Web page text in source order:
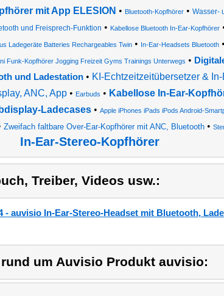
mit App ELESION • Bluetooth-Kopfhörer• Wasser-
und Freisprech-Funktion • Kabellose Bluetooth In-Ear-Kopfhörer
Ladegeräte Batteries Rechargeables Twin• In-Ear-Headsets Bluetooth•
Funk-Kopfhörer Jogging Freizeit Gyms Trainings Unterwegs •
und Ladestation • KI-Echtzeitzeitübersetzer &
ANC, App• Earbuds • Kabellose In-Ear-
Ladecases • Apple iPhones iPads iPods Android-
Zweifach faltbare Over-Ear-Kopfhörer mit ANC, Bluetooth•
In-Ear-Stereo-Kopfhörer
Treiber, Videos usw.:
- auvisio In-Ear-Stereo-Headset mit Bluetooth,
um Auvisio Produkt auvisio: